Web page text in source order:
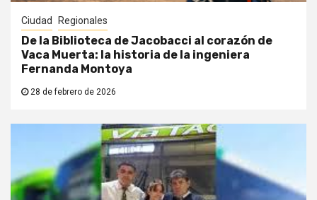
Ciudad Regionales
De la Biblioteca de Jacobacci al corazón de
Vaca Muerta: la historia de la ingeniera
Fernanda Montoya
28 de febrero de 2026